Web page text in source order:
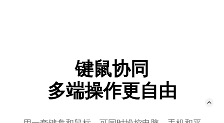
键鼠协同
多端操作更自由